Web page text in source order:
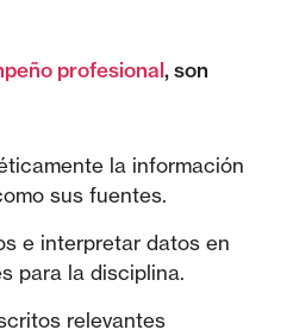
profesional, son
la información
sus fuentes.
e interpretar datos en
para la disciplina.
relevantes